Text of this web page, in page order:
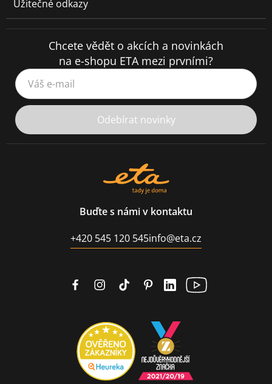
Užitečné odkazy
Chcete vědět o akcích a novinkách
na e-shopu ETA mezi prvními?
Váš e-mail
Odebírat novinky
Buďte s námi v kontaktu
+420 545 120 545info@eta.cz